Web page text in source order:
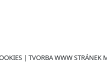
| TVORBA WWW STRÁNEK